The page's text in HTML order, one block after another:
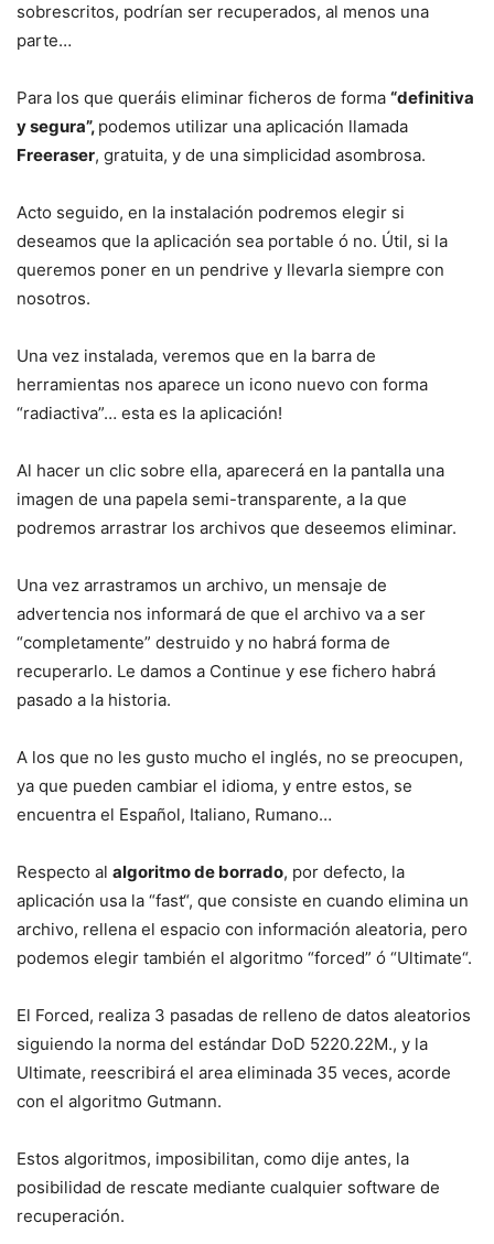
sobrescritos, podrían ser recuperados, al menos una
parte…
Para los que queráis eliminar ficheros de forma “definitiva
y segura”, podemos utilizar una aplicación llamada
Freeraser, gratuita, y de una simplicidad asombrosa.
Acto seguido, en la instalación podremos elegir si
deseamos que la aplicación sea portable ó no. Útil, si la
queremos poner en un pendrive y llevarla siempre con
nosotros.
Una vez instalada, veremos que en la barra de
herramientas nos aparece un icono nuevo con forma
“radiactiva”… esta es la aplicación!
Al hacer un clic sobre ella, aparecerá en la pantalla una
imagen de una papela semi-transparente, a la que
podremos arrastrar los archivos que deseemos eliminar.
Una vez arrastramos un archivo, un mensaje de
advertencia nos informará de que el archivo va a ser
“completamente” destruido y no habrá forma de
recuperarlo. Le damos a Continue y ese fichero habrá
pasado a la historia.
A los que no les gusto mucho el inglés, no se preocupen,
ya que pueden cambiar el idioma, y entre estos, se
encuentra el Español, Italiano, Rumano…
Respecto al algoritmo de borrado, por defecto, la
aplicación usa la “fast“, que consiste en cuando elimina un
archivo, rellena el espacio con información aleatoria, pero
podemos elegir también el algoritmo “forced” ó “Ultimate“.
El Forced, realiza 3 pasadas de relleno de datos aleatorios
siguiendo la norma del estándar DoD 5220.22M., y la
Ultimate, reescribirá el area eliminada 35 veces, acorde
con el algoritmo Gutmann.
Estos algoritmos, imposibilitan, como dije antes, la
posibilidad de rescate mediante cualquier software de
recuperación.